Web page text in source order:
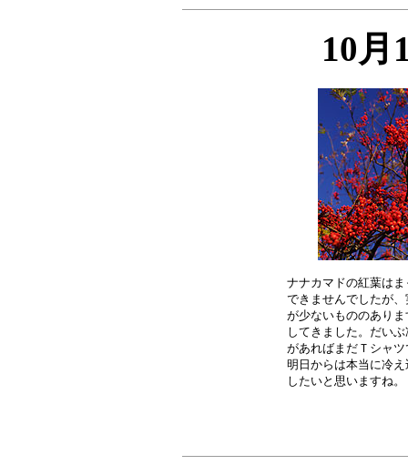
10月
ナナカマドの紅葉は
できませんでしたが
が少ないもののあり
してきました。だい
があればまだＴシャ
明日からは本当に冷